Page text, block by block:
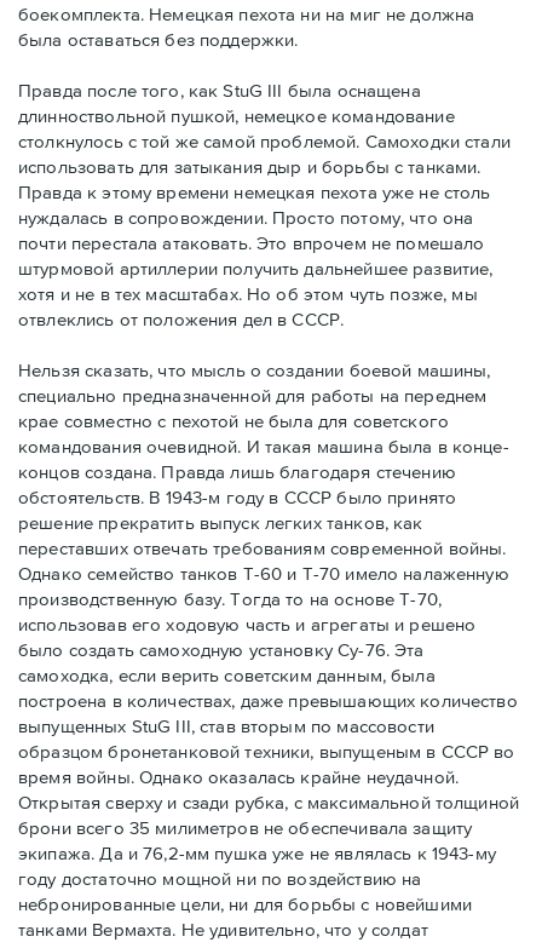
боекомплекта. Немецкая пехота ни на миг не должна
была оставаться без поддержки.
Правда после того, как StuG III была оснащена
длинноствольной пушкой, немецкое командование
столкнулось с той же самой проблемой. Самоходки стали
использовать для затыкания дыр и борьбы с танками.
Правда к этому времени немецкая пехота уже не столь
нуждалась в сопровождении. Просто потому, что она
почти перестала атаковать. Это впрочем не помешало
штурмовой артиллерии получить дальнейшее развитие,
хотя и не в тех масштабах. Но об этом чуть позже, мы
отвлеклись от положения дел в СССР.
Нельзя сказать, что мысль о создании боевой машины,
специально предназначенной для работы на переднем
крае совместно с пехотой не была для советского
командования очевидной. И такая машина была в конце-
концов создана. Правда лишь благодаря стечению
обстоятельств. В 1943-м году в СССР было принято
решение прекратить выпуск легких танков, как
переставших отвечать требованиям современной войны.
Однако семейство танков Т-60 и Т-70 имело налаженную
производственную базу. Тогда то на основе Т-70,
использовав его ходовую часть и агрегаты и решено
было создать самоходную установку Су-76. Эта
самоходка, если верить советским данным, была
построена в количествах, даже превышающих количество
выпущенных StuG III, став вторым по массовости
образцом бронетанковой техники, выпущеным в СССР во
время войны. Однако оказалась крайне неудачной.
Открытая сверху и сзади рубка, с максимальной толщиной
брони всего 35 милиметров не обеспечивала защиту
экипажа. Да и 76,2-мм пушка уже не являлась к 1943-му
году достаточно мощной ни по воздействию на
небронированные цели, ни для борьбы с новейшими
танками Вермахта. Не удивительно, что у солдат